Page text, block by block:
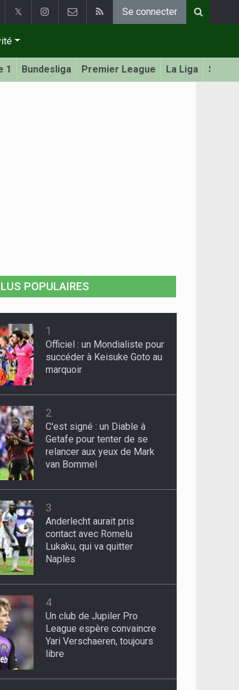
𝕏 Se connecter
1 Bundesliga Premier League La Liga Serie
POPULAIRES
1
Officiel : un Mondialiste pour
succéder à Keisuke Goto au
marquoir
2
C'est signé : un Diable à
Getafe pour tenter de se
relancer aux yeux de Mark
van Bommel
3
Anderlecht aurait pris
contact avec Romelu
Lukaku, qui va quitter
Naples
4
Un club de Jupiler Pro
League espère convaincre
Yari Verschaeren, toujours
libre